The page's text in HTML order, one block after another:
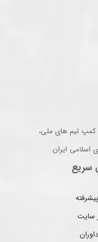
کمپ تیم های ملی،
اسلامی ایران
سریع
سایت